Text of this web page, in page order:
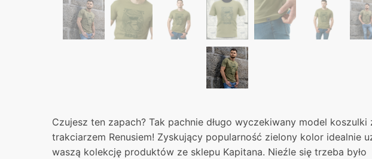
Czujesz ten zapach? Tak pachnie długo wyczekiwany model koszulki
trakciarzem Renusiem! Zyskujący popularność zielony kolor idealnie
waszą kolekcję produktów ze sklepu Kapitana. Nieźle się trzeba było